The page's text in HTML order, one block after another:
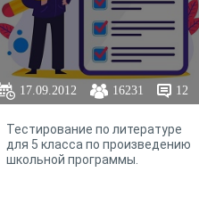
17.09.2012 16231 12
Тестирование по литературе
для 5 класса по произведению
школьной программы.